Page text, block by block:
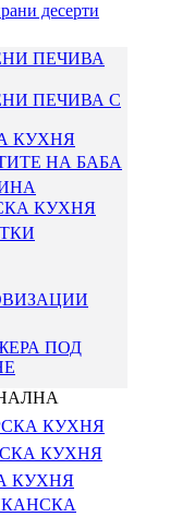
десерти
ПЕЧИВА
ПЕЧИВА С
КУХНЯ
НА БАБА
КУХНЯ
ПОД
КУХНЯ
КУХНЯ
КУХНЯ